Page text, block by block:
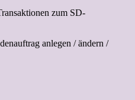
zum SD-
anlegen / ändern /